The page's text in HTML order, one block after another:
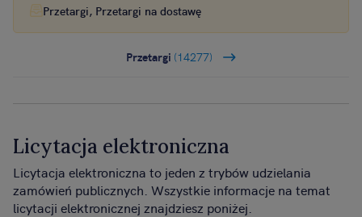
Przetargi, Przetargi na dostawę
Przetargi (14277)
Licytacja elektroniczna
Licytacja elektroniczna to jeden z trybów udzielania
zamówień publicznych. Wszystkie informacje na temat
licytacji elektronicznej znajdziesz poniżej.